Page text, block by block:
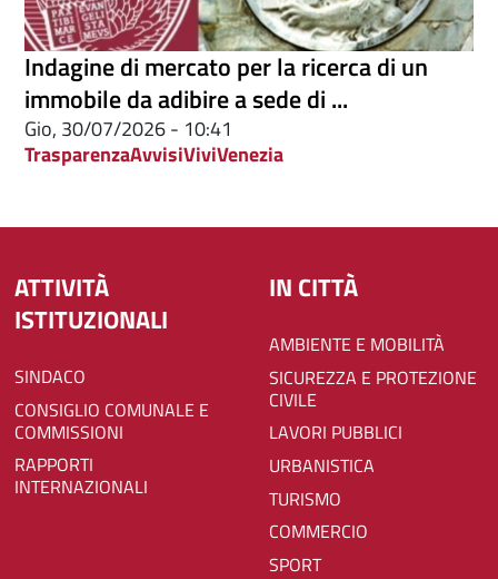
Indagine di mercato per la ricerca di un
immobile da adibire a sede di ...
Gio, 30/07/2026 - 10:41
TrasparenzaAvvisiViviVenezia
ATTIVITÀ
ISTITUZIONALI
SINDACO
CONSIGLIO COMUNALE E
COMMISSIONI
RAPPORTI
INTERNAZIONALI
IN CITTÀ
AMBIENTE E MOBILITÀ
SICUREZZA E PROTEZIONE
CIVILE
LAVORI PUBBLICI
URBANISTICA
TURISMO
COMMERCIO
SPORT